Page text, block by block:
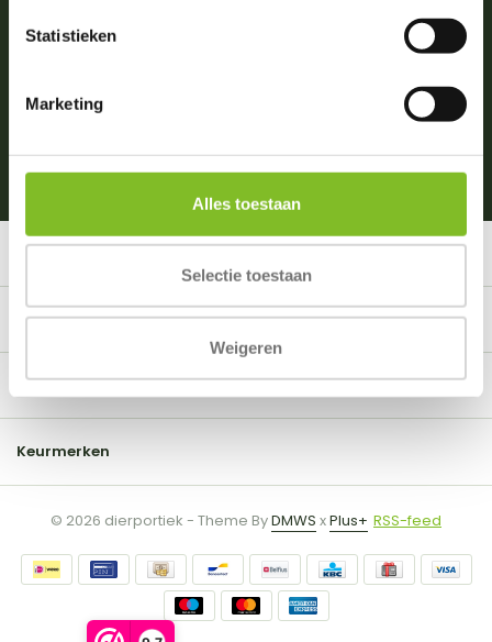
Statistieken
Marketing
Alles toestaan
Selectie toestaan
Weigeren
Klantenservice
Mijn account
Informatie
Keurmerken
© 2026 dierportiek - Theme ByDMWS xPlus+ RSS-feed